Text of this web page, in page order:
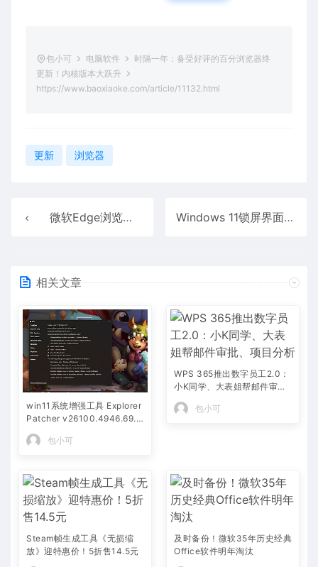
包小可 电脑软件
时隔一年：备受好评的百分浏览器终
更新！内核版本大跃升
https://www.baoxiaoke.com/article/11132.html
更新 浏览器
微软Edge浏览器大提速！实现首次内容渲染低于300ms里程碑 Windows 11锁屏界面将迎大变革！更加个性化、直接显示电池电量
相关文章
win11系统增强工具 Explorer
Patcher v26100.4946.69.6
安装免费版
包小可
WPS 365推出数字员工2.0：
小K同学、大表姐帮邮件审
批、项目分析
包小可
Steam帧生成工具《无损缩
放》迎特惠价！5折售14.5元
及时备份！微软35年历史经典
Office软件明年淘汰